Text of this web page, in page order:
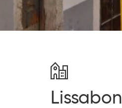
Lissabon